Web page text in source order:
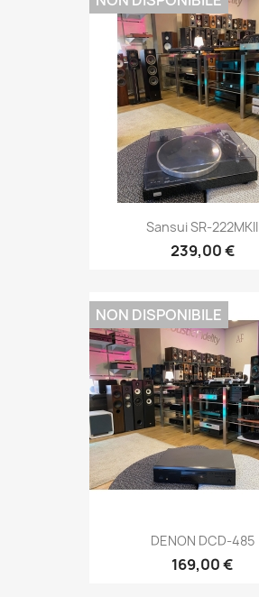
Sansui SR-222MKII
239,00 €
DENON DCD-485
169,00 €
NON DISPONIBILE